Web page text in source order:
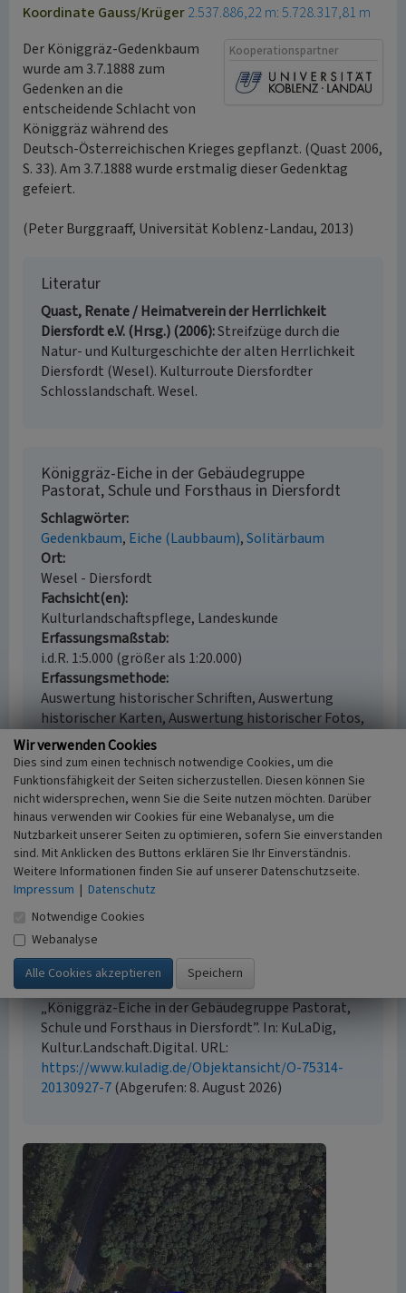
Koordinate Gauss/Krüger2.537.886,22 m: 5.728.317,81 m
Kooperationspartner
Der Königgräz-Gedenkbaum
wurde am 3.7.1888 zum
Gedenken an die
entscheidende Schlacht von
Königgräz während des
Deutsch-Österreichischen Krieges gepflanzt. (Quast 2006,
S. 33). Am 3.7.1888 wurde erstmalig dieser Gedenktag
gefeiert.
(Peter Burggraaff, Universität Koblenz-Landau, 2013)
Literatur
Quast, Renate / Heimatverein der Herrlichkeit
Diersfordt e.V. (Hrsg.) (2006) Streifzüge durch die
Natur- und Kulturgeschichte der alten Herrlichkeit
Diersfordt (Wesel). Kulturroute Diersfordter
Schlosslandschaft. Wesel.
Königgräz-Eiche in der Gebäudegruppe
Pastorat, Schule und Forsthaus in Diersfordt
Schlagwörter
Gedenkbaum Eiche (Laubbaum) Solitärbaum
Ort
Wesel - Diersfordt
Fachsicht(en)
Kulturlandschaftspflege, Landeskunde
Erfassungsmaßstab
i.d.R. 1:5.000 (größer als 1:20.000)
Erfassungsmethode
Auswertung historischer Schriften, Auswertung
historischer Karten, Auswertung historischer Fotos,
Geländebegehung/-kartierung
Historischer Zeitraum
Beginn 1888
Empfohlene Zitierweise
Urheberrechtlicher Hinweis
Der hier präsentierte Inhalt ist urheberrechtlich
geschützt. Die angezeigten Medien unterliegen
möglicherweise zusätzlichen urheberrechtlichen
Bedingungen, die an diesen ausgewiesen sind.
Empfohlene Zitierweise
„Königgräz-Eiche in der Gebäudegruppe Pastorat,
Schule und Forsthaus in Diersfordt”. In: KuLaDig,
Kultur.Landschaft.Digital. URL:
https://www.kuladig.de/Objektansicht/O-75314-
20130927-7(Abgerufen: 8. August 2026)
Wir verwenden Cookies
Dies sind zum einen technisch notwendige Cookies, um die
Funktionsfähigkeit der Seiten sicherzustellen. Diesen können Sie
nicht widersprechen, wenn Sie die Seite nutzen möchten. Darüber
hinaus verwenden wir Cookies für eine Webanalyse, um die
Nutzbarkeit unserer Seiten zu optimieren, sofern Sie einverstanden
sind. Mit Anklicken des Buttons erklären Sie Ihr Einverständnis.
Weitere Informationen finden Sie auf unserer Datenschutzseite.
Impressum | Datenschutz
Notwendige Cookies
Webanalyse